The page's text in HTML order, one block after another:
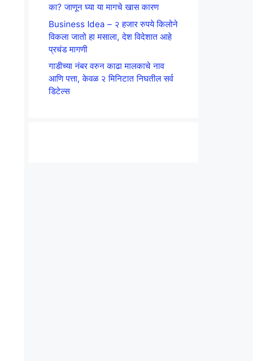
का? जाणून घ्या या मागचे खास कारण
Business Idea – २ हजार रुपये किलोने
विकला जातो हा मसाला, देश विदेशात आहे
प्रचंड मागणी
गाडीच्या नंबर वरुन काढा मालकाचे नाव
आणि पत्ता, केवळ २ मिनिटात निघतील सर्व
डिटेल्स